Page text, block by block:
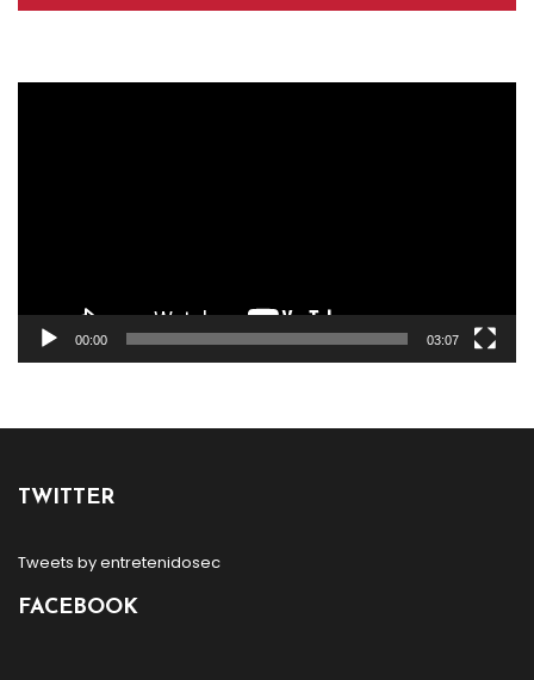
00:00 03:07
TWITTER
Tweets by entretenidosec
FACEBOOK